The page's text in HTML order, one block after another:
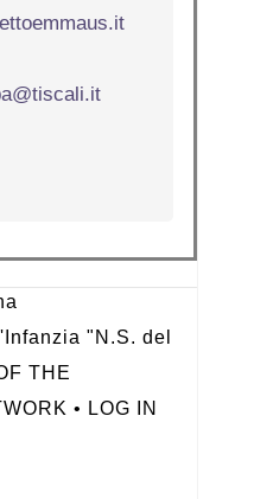
"N.S. del
THE
• LOG IN